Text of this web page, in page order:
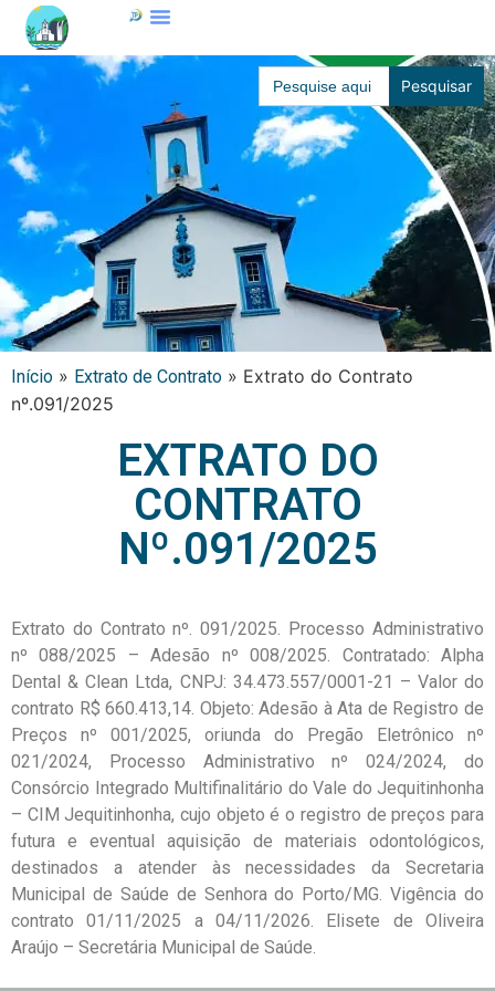
Search
for:
Início » Extrato de Contrato » Extrato do Contrato
nº.091/2025
EXTRATO DO
CONTRATO
Nº.091/2025
Extrato do Contrato nº. 091/2025. Processo Administrativo
nº 088/2025 – Adesão nº 008/2025. Contratado: Alpha
Dental & Clean Ltda, CNPJ: 34.473.557/0001-21 – Valor do
contrato R$ 660.413,14. Objeto: Adesão à Ata de Registro de
Preços nº 001/2025, oriunda do Pregão Eletrônico nº
021/2024, Processo Administrativo nº 024/2024, do
Consórcio Integrado Multifinalitário do Vale do Jequitinhonha
– CIM Jequitinhonha, cujo objeto é o registro de preços para
futura e eventual aquisição de materiais odontológicos,
destinados a atender às necessidades da Secretaria
Municipal de Saúde de Senhora do Porto/MG. Vigência do
contrato 01/11/2025 a 04/11/2026. Elisete de Oliveira
Araújo – Secretária Municipal de Saúde.